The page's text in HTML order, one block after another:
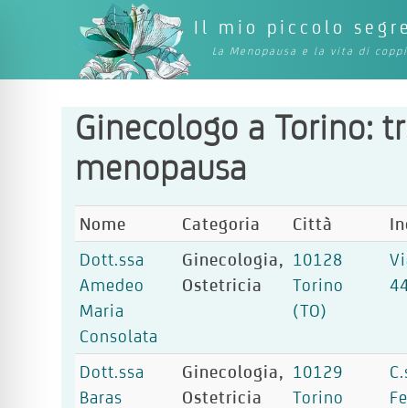
Il mio piccolo
La Menopausa e la vita di
Ginecologo a Torino:
menopausa
Nome Categoria Città
Dott.ssa
Amedeo
Maria
Consolata
Ginecologia,
Ostetricia
10128
Torino
(TO)
Dott.ssa
Baras
Ginecologia,
Ostetricia
10129
Torino